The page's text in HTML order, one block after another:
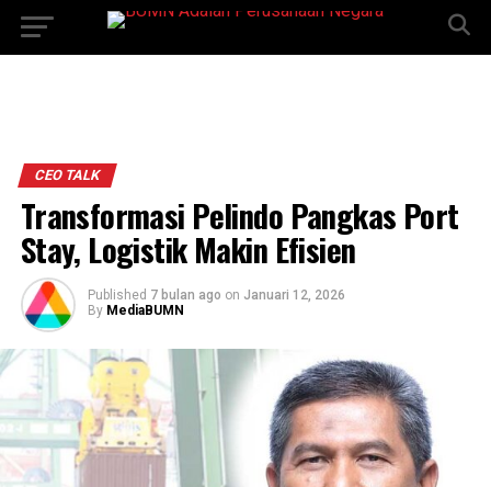
CEO TALK
Transformasi Pelindo Pangkas Port
Stay, Logistik Makin Efisien
Published 7 bulan ago on Januari 12, 2026
By MediaBUMN